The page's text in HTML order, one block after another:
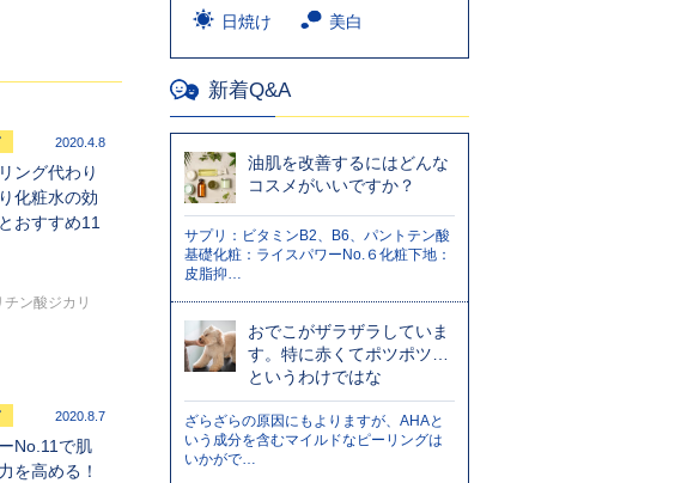
2020.4.8
ング代わり
化粧水の効
おすすめ11
ン酸ジカリ
2020.8.7
No.11で肌
を高める！
日焼け 美白
新着Q&A
油肌を改善するにはどんな
コスメがいいですか？
サプリ：ビタミンB2、B6、パントテン酸
基礎化粧：ライスパワーNo.６化粧下地：
皮脂抑…
おでこがザラザラしていま
す。特に赤くてポツポツ…
というわけではな
ざらざらの原因にもよりますが、AHAと
いう成分を含むマイルドなピーリングは
いかがで…